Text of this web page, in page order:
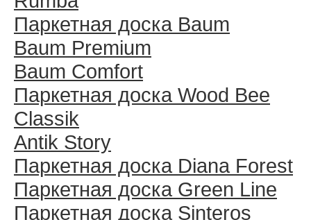
Паркетная доска Baum
Baum Premium
Baum Comfort
Паркетная доска Wood Bee
Classik
Antik Story
Паркетная доска Diana Forest
Паркетная доска Green Line
Паркетная доска Sinteros